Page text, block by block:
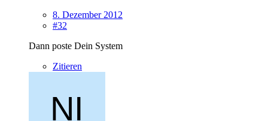
8. Dezember 2012
#32
Dann poste Dein System
Zitieren